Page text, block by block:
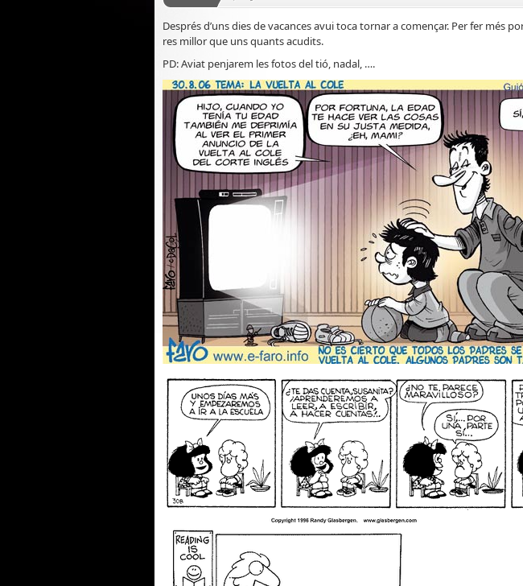
Després d’uns dies de vacances avui toca tornar a començar. Per fer més
res millor que uns quants acudits.
PD: Aviat penjarem les fotos del tió, nadal, ….